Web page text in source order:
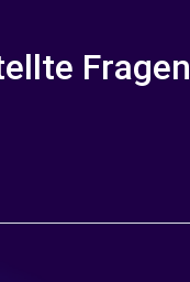
Fragen